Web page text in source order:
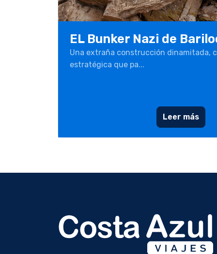
EL Bunker Nazi de
Una extraña construcción dinamitada,
estratégica que pa...
Leer más